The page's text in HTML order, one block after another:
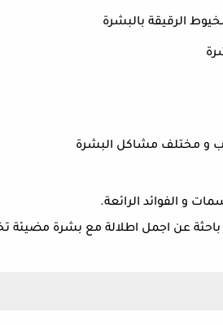
الرقيقة بالبشرة
و مختلف مشاكل البشرة
و الفوائد الرائعة.
عن اجمل اطلالة مع بشرة مضيئة